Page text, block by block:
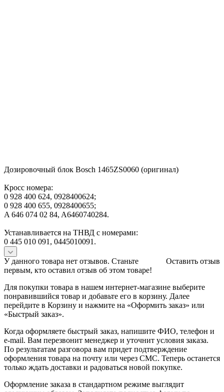
Дозировочный блок Bosch 1465ZS0060 (оригинал)
Кросс номера:
0 928 400 624, 0928400624;
0 928 400 655, 0928400655;
A 646 074 02 84, A6460740284.
Устанавливается на ТНВД с номерами:
0 445 010 091, 0445010091.
Оставить отзыв
У данного товара нет отзывов. Станьте
первым, кто оставил отзыв об этом товаре!
Для покупки товара в нашем интернет-магазине выберите
понравившийся товар и добавьте его в корзину. Далее
перейдите в Корзину и нажмите на «Оформить заказ» или
«Быстрый заказ».
Когда оформляете быстрый заказ, напишите ФИО, телефон и
e-mail. Вам перезвонит менеджер и уточнит условия заказа.
По результатам разговора вам придет подтверждение
оформления товара на почту или через СМС. Теперь останется
только ждать доставки и радоваться новой покупке.
Оформление заказа в стандартном режиме выглядит